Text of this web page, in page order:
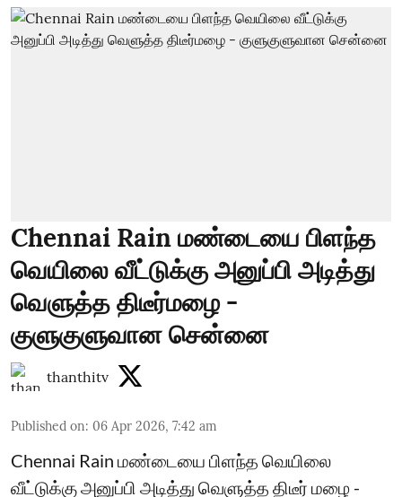
Chennai Rain மண்டையை பிளந்த
வெயிலை வீட்டுக்கு அனுப்பி அடித்து
வெளுத்த திடீர்மழை -
குளுகுளுவான சென்னை
thanthitv
Published on: 06 Apr 2026, 7:42 am
Chennai Rain மண்டையை பிளந்த வெயிலை
வீட்டுக்கு அனுப்பி அடித்து வெளுத்த திடீர் மழை -